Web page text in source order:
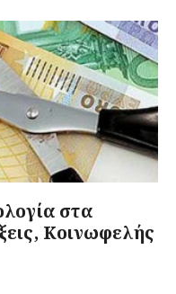
στα
Κοινωφελής